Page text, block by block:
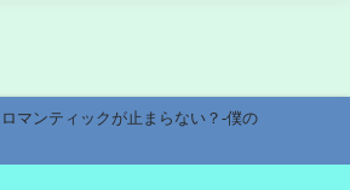
マンティックが止まらない？-僕の